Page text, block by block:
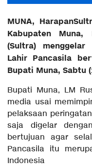
MUNA,
Kabupaten Muna,
(Sultra)
Lahir Pancasila
Bupati Muna, Sabtu
Bupati Muna, LM
media usai
pelaksaan
saja digelar
bertujuan agar
Pancasila itu
Indonesia